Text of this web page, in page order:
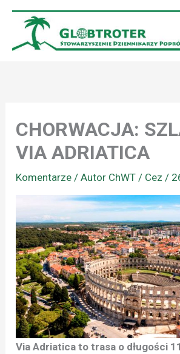
Przejdź
treści
CHORWACJA:
VIA ADRIATICA
Komentarze / Autor ChWT / Cez/
Via Adriatica to trasa o długości